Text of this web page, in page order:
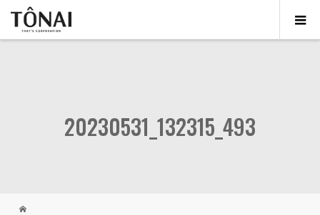
20230531_132315_493